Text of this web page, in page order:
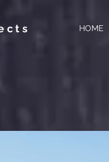
HOME